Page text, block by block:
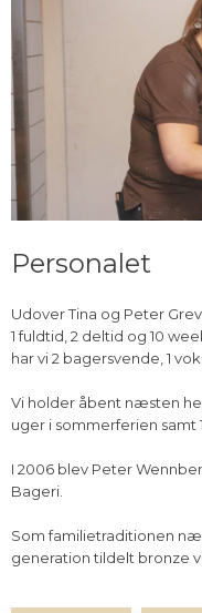
Personalet
Udover Tina og Peter
1 fuldtid, 2 deltid og 10
har vi 2 bagersvende, 1
Vi holder åbent næsten
uger i sommerferien samt
I 2006 blev Peter
Bageri.
Som familietraditionen
generation tildelt bronze